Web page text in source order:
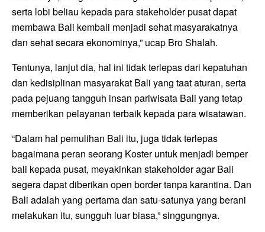
serta lobi beliau kepada para stakeholder pusat dapat
membawa Bali kembali menjadi sehat masyarakatnya
dan sehat secara ekonominya,” ucap Bro Shalah.
Tentunya, lanjut dia, hal ini tidak terlepas dari kepatuhan
dan kedisiplinan masyarakat Bali yang taat aturan, serta
pada pejuang tangguh insan pariwisata Bali yang tetap
memberikan pelayanan terbaik kepada para wisatawan.
“Dalam hal pemulihan Bali itu, juga tidak terlepas
bagaimana peran seorang Koster untuk menjadi bemper
bali kepada pusat, meyakinkan stakeholder agar Bali
segera dapat diberikan open border tanpa karantina. Dan
Bali adalah yang pertama dan satu-satunya yang berani
melakukan itu, sungguh luar biasa,” singgungnya.